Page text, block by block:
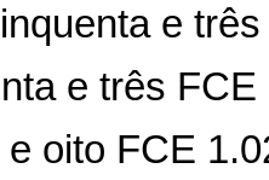
e
e três FCE
oito FCE